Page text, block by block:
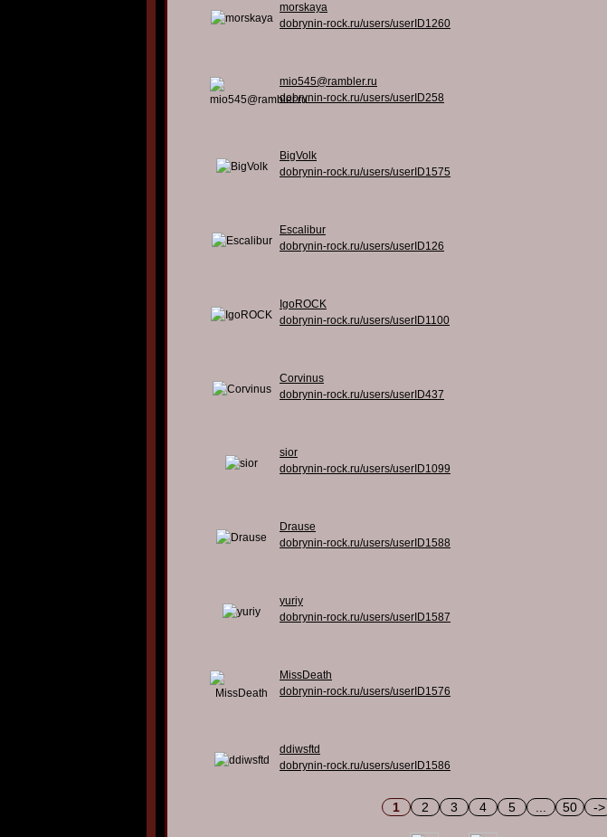
morskaya
dobrynin-rock.ru/users/userID1260
mio545@rambler.ru
dobrynin-rock.ru/users/userID258
BigVolk
dobrynin-rock.ru/users/userID1575
Escalibur
dobrynin-rock.ru/users/userID126
IgoROCK
dobrynin-rock.ru/users/userID1100
Corvinus
dobrynin-rock.ru/users/userID437
sior
dobrynin-rock.ru/users/userID1099
Drause
dobrynin-rock.ru/users/userID1588
yuriy
dobrynin-rock.ru/users/userID1587
MissDeath
dobrynin-rock.ru/users/userID1576
ddiwsftd
dobrynin-rock.ru/users/userID1586
1 2 3 4 5 50 ->